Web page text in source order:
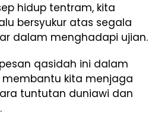
hidup tentram, kita
bersyukur atas segala
dalam menghadapi ujian.
qasidah ini dalam
kita menjaga
tuntutan duniawi dan